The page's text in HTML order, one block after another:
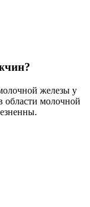
железы у
молочной